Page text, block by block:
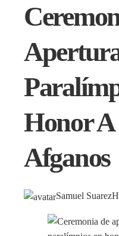
Honor A
Afganos
Samuel Suarez